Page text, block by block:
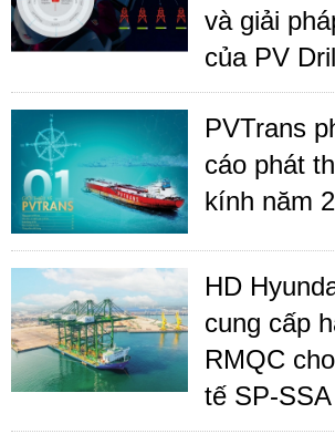
và giải
của PV
PVTrans
cáo phát
kính năm
HD
cung cấp
RMQC
tế SP-SSA